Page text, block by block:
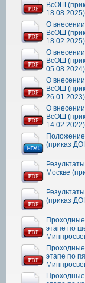
ВсОШ
18.08.2025)
О
ВсОШ
18.02.2025)
О
ВсОШ
05.08.2024)
О
ВсОШ
26.01.2023)
О
ВсОШ
14.02.2022)
(приказ
Москве
(приказ
этапе по
этапе по